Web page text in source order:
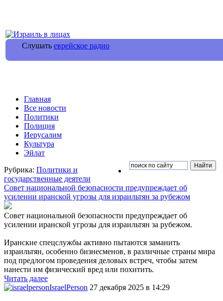
Слушать еврейское радио
Главная
Все новости
Политики
Полиция
Иерусалим
Культура
Эйлат
Рубрика: Политики и
государственные деятели
Совет национальной безопасности предупреждает об
усилении иранской угрозы для израильтян за рубежом
Совет национальной безопасности предупреждает об
усилении иранской угрозы для израильтян за рубежом.
Иранские спецслужбы активно пытаются заманить
израильтян, особенно бизнесменов, в различные страны мира
под предлогом проведения деловых встреч, чтобы затем
нанести им физический вред или похитить.
Читать далее
IsraelPerson 27 декабря 2025 в 14:29